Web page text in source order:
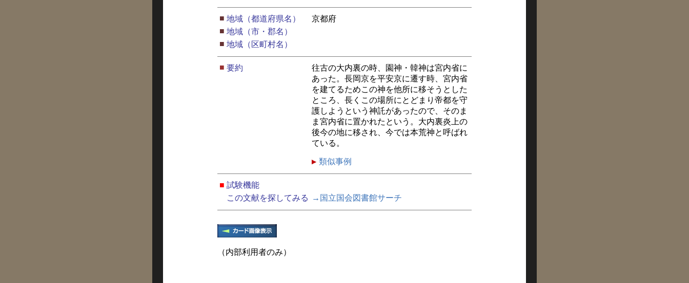
■ 地域（都道府県名）
京都府
■ 地域（市・郡名）
■ 地域（区町村名）
■ 要約
往古の大内裏の時、園神・韓神は宮内省に
あった。長岡京を平安京に遷す時、宮内省
を建てるためこの神を他所に移そうとした
ところ、長くこの場所にとどまり帝都を守
護しようという神託があったので、そのま
ま宮内省に置かれたという。大内裏炎上の
後今の地に移され、今では本荒神と呼ばれ
ている。
類似事例
■ 試験機能
この文献を探してみる
→国立国会図書館サーチ
（内部利用者のみ）